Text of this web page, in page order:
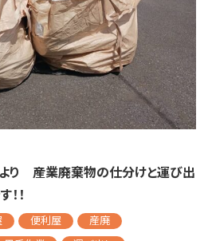
り 産業廃棄物の仕分けと運び出
！
便利屋
産廃